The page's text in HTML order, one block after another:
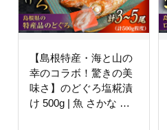
【島根特産・海と山の
幸のコラボ！驚きの美
味さ】のどぐろ塩糀漬
け 500g | 魚 さかな 魚